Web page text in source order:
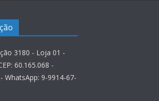
3180 - Loja 01 -
60.165.068 -
WhatsApp: 9-9914-67-